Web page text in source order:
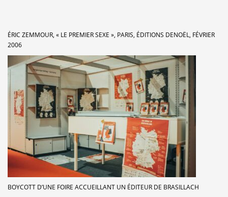
ÉRIC ZEMMOUR, « LE PREMIER SEXE », PARIS, ÉDITIONS DENOËL, FÉVRIER
2006
BOYCOTT D’UNE FOIRE ACCUEILLANT UN ÉDITEUR DE BRASILLACH